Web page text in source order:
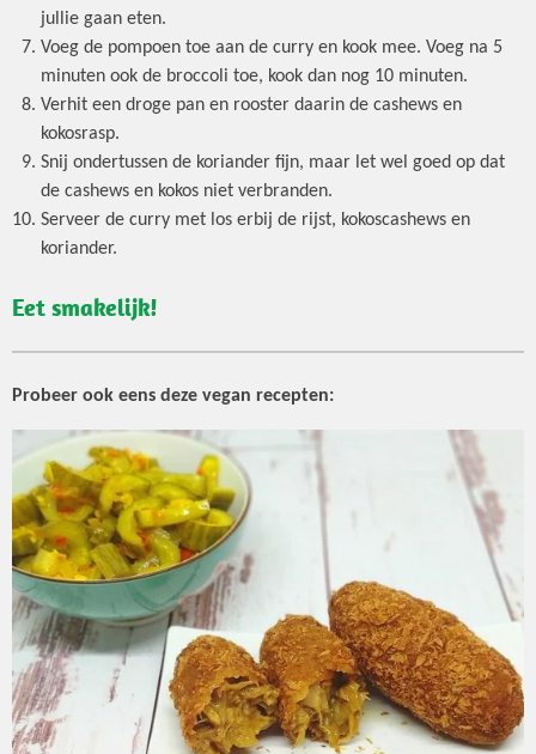
jullie gaan eten.
Voeg de pompoen toe aan de curry en kook mee. Voeg na 5
minuten ook de broccoli toe, kook dan nog 10 minuten.
Verhit een droge pan en rooster daarin de cashews en
kokosrasp.
Snij ondertussen de koriander fijn, maar let wel goed op dat
de cashews en kokos niet verbranden.
Serveer de curry met los erbij de rijst, kokoscashews en
koriander.
Eet smakelijk!
Probeer ook eens deze vegan recepten: